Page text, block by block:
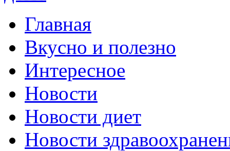
Главная
Вкусно и полезно
Интересное
Новости
Новости диет
Новости